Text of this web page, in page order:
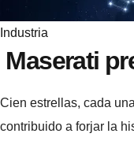
Industria
Maserati
Cien estrellas, cada
contribuido a forjar la